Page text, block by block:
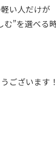
い人だけが
む”を選べる
ございます！